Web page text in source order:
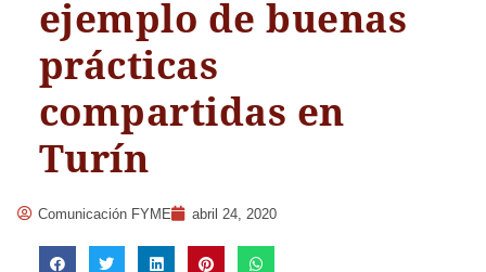
ejemplo de buenas
prácticas
compartidas en
Turín
Comunicación FYME abril 24, 2020